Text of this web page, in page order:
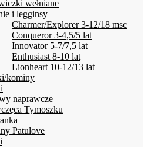
wełniane
i legginsy
Charmer/Explorer 3-12/18 msc
Conqueror 3-4,5/5 lat
Innovator 5-7/7,5 lat
Enthusiast 8-10 lat
Lionheart 10-12/13 lat
kominy
naprawcze
Tymoszku
Patulove